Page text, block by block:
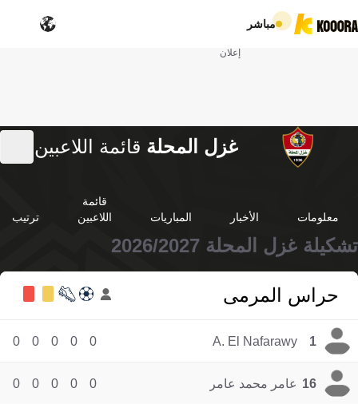
مباشر
إعلان
غزل المحلة قائمة اللاعبين
معلومات الأخبار المباريات
قائمة
اللاعبين
ترتيب
تشكيلة غزل المحلة 2026/2027
حراس المرمى
1
A. El Nafarawy
0
0
0
0
0
16 عامر محمد عامر 0
0
0
0
0